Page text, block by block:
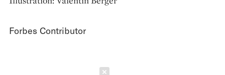
Forbes Contributor